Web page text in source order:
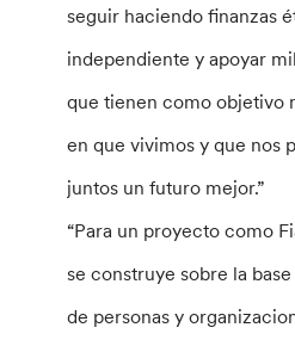
seguir haciendo finanzas
independiente y apoyar
que tienen como objetivo
en que vivimos y que nos
juntos un futuro mejor.”
“Para un proyecto como
se construye sobre la
de personas y